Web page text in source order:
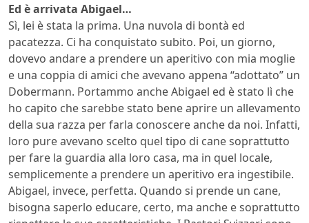
Ed è arrivata Abigael…
Sì, lei è stata la prima. Una nuvola di bontà ed
pacatezza. Ci ha conquistato subito. Poi, un giorno,
dovevo andare a prendere un aperitivo con mia moglie
e una coppia di amici che avevano appena “adottato” un
Dobermann. Portammo anche Abigael ed è stato lì che
ho capito che sarebbe stato bene aprire un allevamento
della sua razza per farla conoscere anche da noi. Infatti,
loro pure avevano scelto quel tipo di cane soprattutto
per fare la guardia alla loro casa, ma in quel locale,
semplicemente a prendere un aperitivo era ingestibile.
Abigael, invece, perfetta. Quando si prende un cane,
bisogna saperlo educare, certo, ma anche e soprattutto